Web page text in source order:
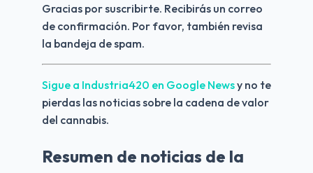
Gracias por suscribirte. Recibirás un correo
de confirmación. Por favor, también revisa
la bandeja de spam.
Sigue a Industria420 en Google News y no te
pierdas las noticias sobre la cadena de valor
del cannabis.
Resumen de noticias de la